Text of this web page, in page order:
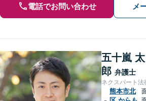
電話でお問い合わせ メ
五十嵐 太
郎 弁護士
ネクスパート法
熊本市北